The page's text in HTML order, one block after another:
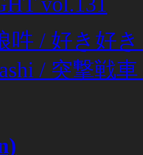
吽 / 好き好
/ 突撃戦